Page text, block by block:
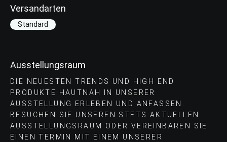
Versandarten
Standard
Ausstellungsraum
DIE NEUESTEN TRENDS UND HIGH END
PRODUKTE HAUTNAH IN UNSERER
AUSSTELLUNG ERLEBEN UND ANFASSEN.
BESUCHEN SIE UNSEREN STETS AKTUELLEN
AUSSTELLUNGSRAUM ODER VEREINBAREN SIE
EINEN TERMIN MIT EINEM UNSERER